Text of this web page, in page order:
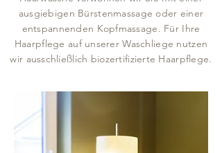
ausgiebigen Bürstenmassage oder einer
entspannenden Kopfmassage. Für Ihre
Haarpflege auf unserer Waschliege nutzen
wir ausschließlich biozertifizierte Haarpflege.